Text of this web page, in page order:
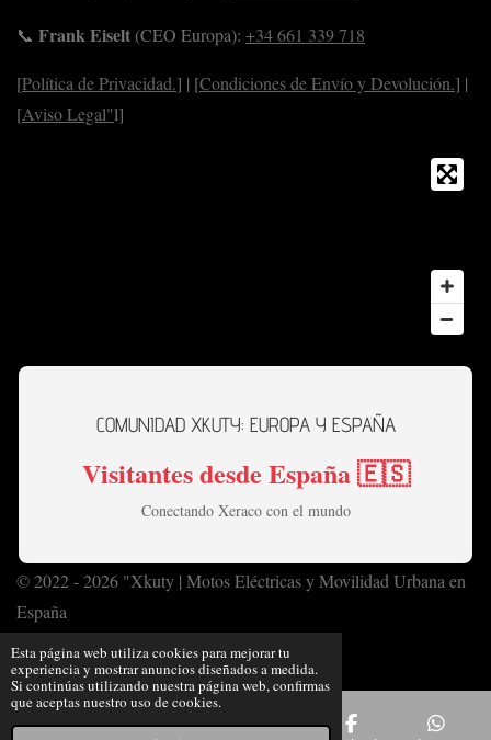
Esta página web utiliza cookies para mejorar tu
experiencia y mostrar anuncios diseñados a medida.
Si continúas utilizando nuestra página web, confirmas
que aceptas nuestro uso de cookies.
📞 Frank Eiselt (CEO Europa): +34 661 339 718
[Política de Privacidad.] | [Condiciones de Envío y Devolución.] |
[Aviso Legal"l]
COMUNIDAD XKUTY: EUROPA Y ESPAÑA
Visitantes desde España 🇪🇸
Conectando Xeraco con el mundo
© 2022 - 2026 "Xkuty | Motos Eléctricas y Movilidad Urbana en
España
Con la tecnología de Webador